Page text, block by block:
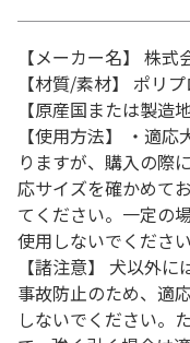
【メーカー名】 株式
【材質/素材】 ポリ
【原産国または製造
【使用方法】 ・適
りますが、購入の際
応サイズを確かめて
てください。一定の
使用しないでください
【諸注意】 犬以外に
事故防止のため、適
しないでください。